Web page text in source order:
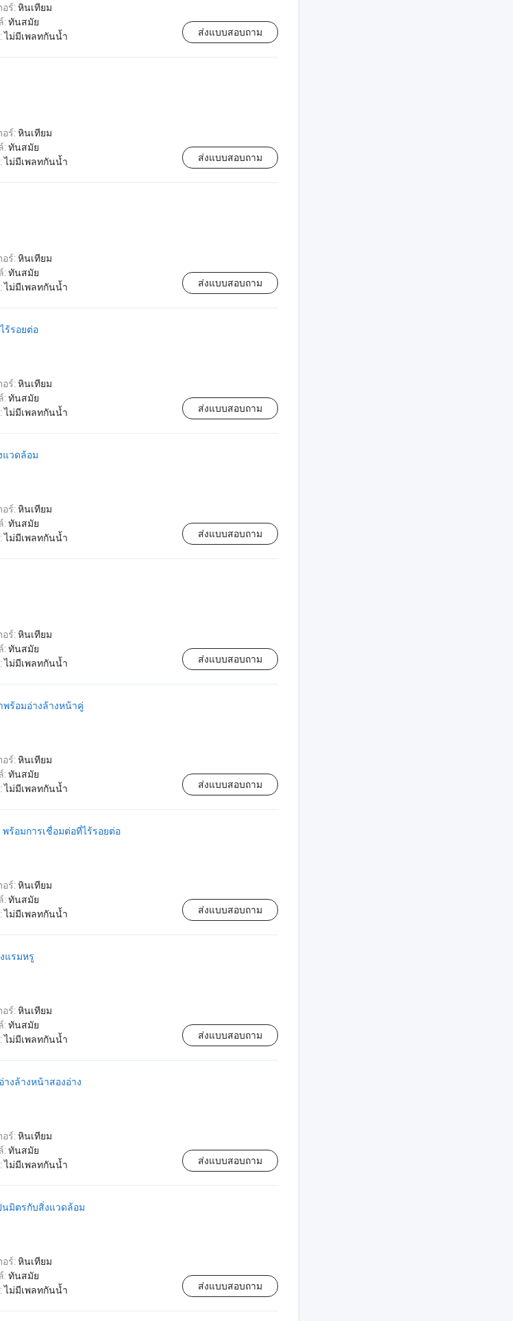
อร์:หินเทียม
:ทันสมัย
ไม่มีเพลทกันน้ำ ส่งแบบสอบถาม
อร์:หินเทียม
:ทันสมัย
ไม่มีเพลทกันน้ำ ส่งแบบสอบถาม
อร์:หินเทียม
:ทันสมัย
ไม่มีเพลทกันน้ำ ส่งแบบสอบถาม
ร้รอยต่อ
อร์:หินเทียม
:ทันสมัย
ไม่มีเพลทกันน้ำ ส่งแบบสอบถาม
แวดล้อม
อร์:หินเทียม
:ทันสมัย
ไม่มีเพลทกันน้ำ ส่งแบบสอบถาม
อร์:หินเทียม
:ทันสมัย
ไม่มีเพลทกันน้ำ ส่งแบบสอบถาม
พร้อมอ่างล้างหน้าคู่
อร์:หินเทียม
:ทันสมัย
ไม่มีเพลทกันน้ำ ส่งแบบสอบถาม
ร้อมการเชื่อมต่อที่ไร้รอยต่อ
อร์:หินเทียม
:ทันสมัย
ไม่มีเพลทกันน้ำ ส่งแบบสอบถาม
แรมหรู
อร์:หินเทียม
:ทันสมัย
ไม่มีเพลทกันน้ำ ส่งแบบสอบถาม
งล้างหน้าสองอ่าง
อร์:หินเทียม
:ทันสมัย
ไม่มีเพลทกันน้ำ ส่งแบบสอบถาม
นมิตรกับสิ่งแวดล้อม
อร์:หินเทียม
:ทันสมัย
ไม่มีเพลทกันน้ำ ส่งแบบสอบถาม